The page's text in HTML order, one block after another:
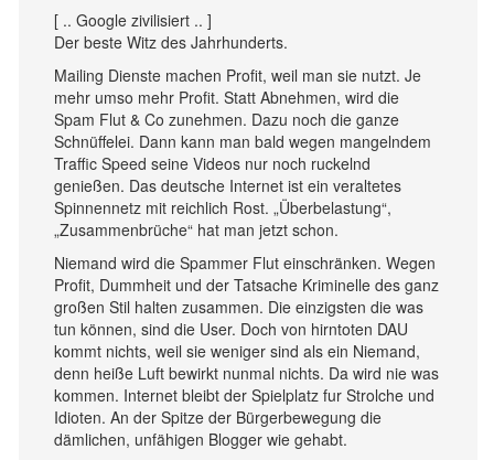
[ .. Google zivilisiert .. ]
Der beste Witz des Jahrhunderts.
Mailing Dienste machen Profit, weil man sie nutzt. Je
mehr umso mehr Profit. Statt Abnehmen, wird die
Spam Flut & Co zunehmen. Dazu noch die ganze
Schnüffelei. Dann kann man bald wegen mangelndem
Traffic Speed seine Videos nur noch ruckelnd
genießen. Das deutsche Internet ist ein veraltetes
Spinnennetz mit reichlich Rost. „Überbelastung“,
„Zusammenbrüche“ hat man jetzt schon.
Niemand wird die Spammer Flut einschränken. Wegen
Profit, Dummheit und der Tatsache Kriminelle des ganz
großen Stil halten zusammen. Die einzigsten die was
tun können, sind die User. Doch von hirntoten DAU
kommt nichts, weil sie weniger sind als ein Niemand,
denn heiße Luft bewirkt nunmal nichts. Da wird nie was
kommen. Internet bleibt der Spielplatz fur Strolche und
Idioten. An der Spitze der Bürgerbewegung die
dämlichen, unfähigen Blogger wie gehabt.